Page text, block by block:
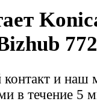
контакт и наш
в течение 5